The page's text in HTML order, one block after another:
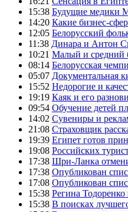
15:38 Будущие медики
14:20 Какие бизнес-
12:05 Белорусский
11:38 Динара и Антон
10:21 Малый и средний
08:14 Белорусская
05:07 Документальная
15:52 Недорогие и
19:19 Каяк и его
09:54 Обучение детей
14:02 Сувениры и
21:08 Страховщик
19:39 Египет готов
19:08 Российских
17:38 Шри-Ланка
17:38 Опубликован
17:08 Опубликован
15:38 Регина
15:38 В поисках